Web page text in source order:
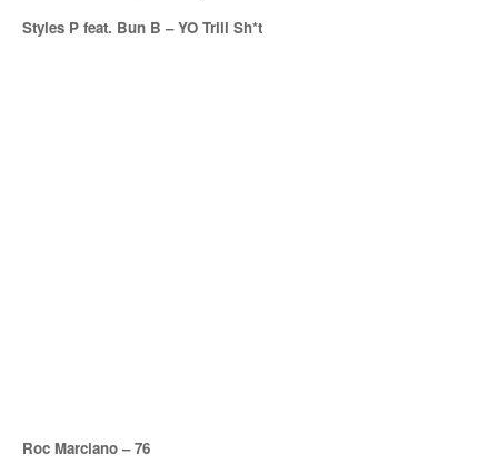
Styles P feat. Bun B – YO Trill Sh*t
Roc Marciano – 76